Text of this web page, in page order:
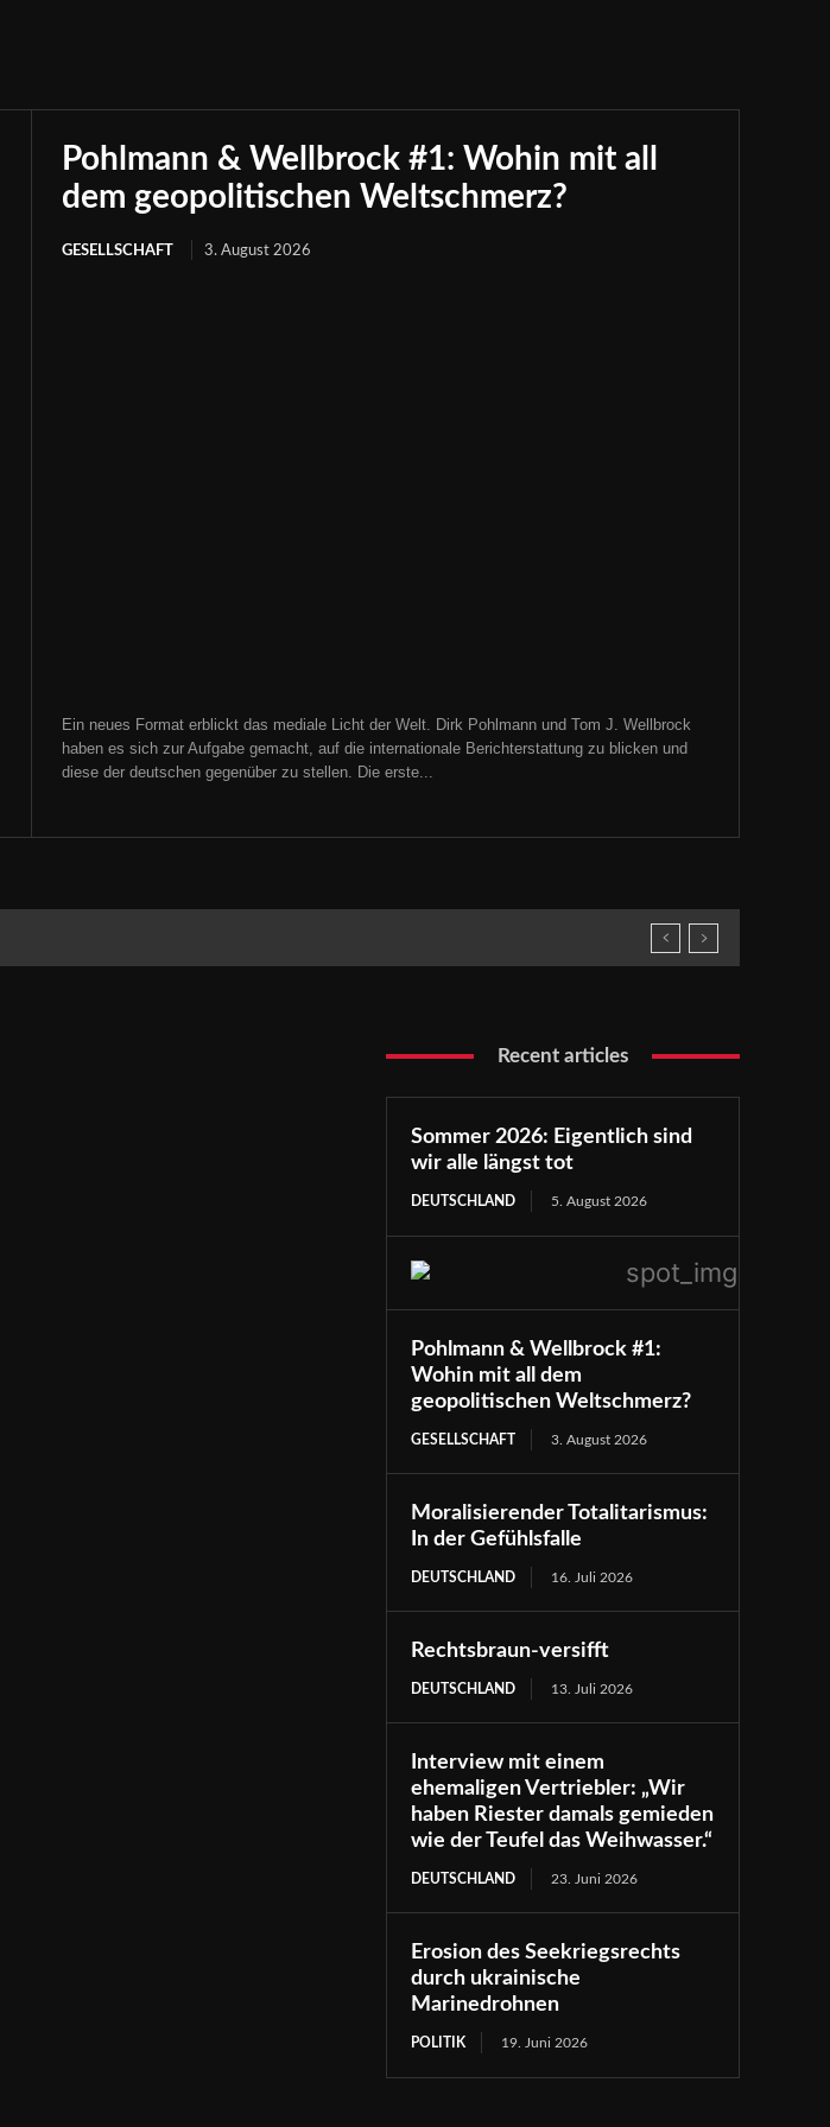
Pohlmann & Wellbrock #1: Wohin mit all
dem geopolitischen Weltschmerz?
GESELLSCHAFT 3. August 2026
Ein neues Format erblickt das mediale Licht der Welt. Dirk Pohlmann und Tom J. Wellbrock
haben es sich zur Aufgabe gemacht, auf die internationale Berichterstattung zu blicken und
diese der deutschen gegenüber zu stellen. Die erste...
Recent articles
Sommer 2026: Eigentlich sind
wir alle längst tot
DEUTSCHLAND 5. August 2026
Pohlmann & Wellbrock #1:
Wohin mit all dem
geopolitischen Weltschmerz?
GESELLSCHAFT 3. August 2026
Moralisierender Totalitarismus:
In der Gefühlsfalle
DEUTSCHLAND 16. Juli 2026
Rechtsbraun-versifft
DEUTSCHLAND 13. Juli 2026
Interview mit einem
ehemaligen Vertriebler: „Wir
haben Riester damals gemieden
wie der Teufel das Weihwasser.“
DEUTSCHLAND 23. Juni 2026
Erosion des Seekriegsrechts
durch ukrainische
Marinedrohnen
POLITIK 19. Juni 2026